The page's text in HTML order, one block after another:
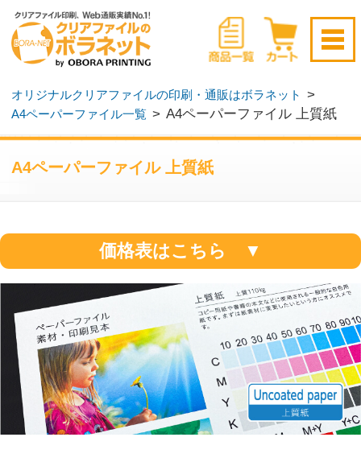
新規会員登録はこちら
ログイン ▶ 無料サンプル請求 ▶
オリジナルクリアファイルの印刷・通販はボラネット
A4ペーパーファイル 上質紙
価格表はこちら ▼
コピー用紙や書籍の本文などに使用される
一般的な白色用紙です。まずは紙素材に変
更したいという方にオススメです。
価格表
単価をクリックするとオプション選択フォ